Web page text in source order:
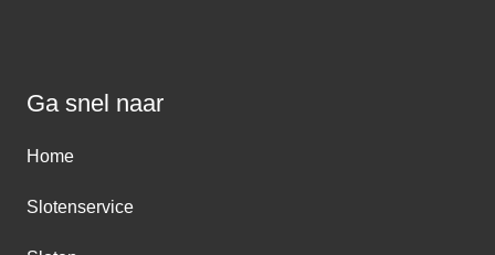
Ga snel naar
Home
Slotenservice